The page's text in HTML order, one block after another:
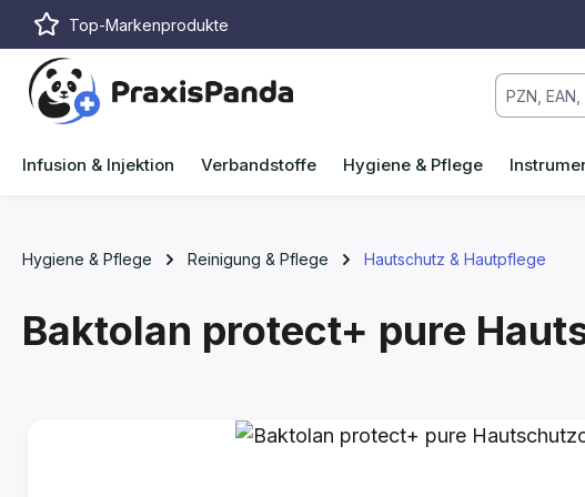
Hauptinhalt springen
Zur Suche springen
Zur Hauptnavigation springen
Top-Markenprodukte
Infusion & Injektion Verbandstoffe Hygiene & Pflege
Hygiene & Pflege Reinigung & Pflege Hautschutz & Hautpflege
Baktolan protect+ pure
Bildergalerie überspringen